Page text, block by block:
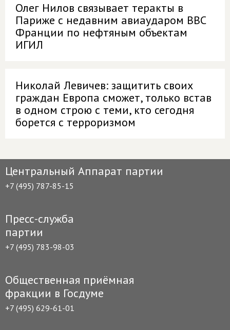
Олег Нилов связывает теракты в
Париже с недавним авиаударом ВВС
Франции по нефтяным объектам
ИГИЛ
Николай Левичев: защитить своих
граждан Европа сможет, только встав
в одном строю с теми, кто сегодня
борется с терроризмом
Центральный Аппарат партии
+7 (495) 787-85-15
Пресс-служба
партии
+7 (495) 783-98-03
Общественная приёмная
фракции в Госдуме
+7 (495) 629-61-01